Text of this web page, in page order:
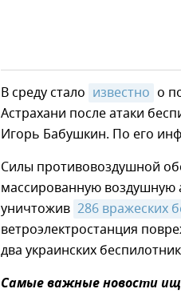
В среду стало известно о
Астрахани после атаки
Игорь Бабушкин. По его
Силы противовоздушной
массированную воздушную
уничтожив 286 вражеских
ветроэлектростанция
два украинских
Самые важные новости